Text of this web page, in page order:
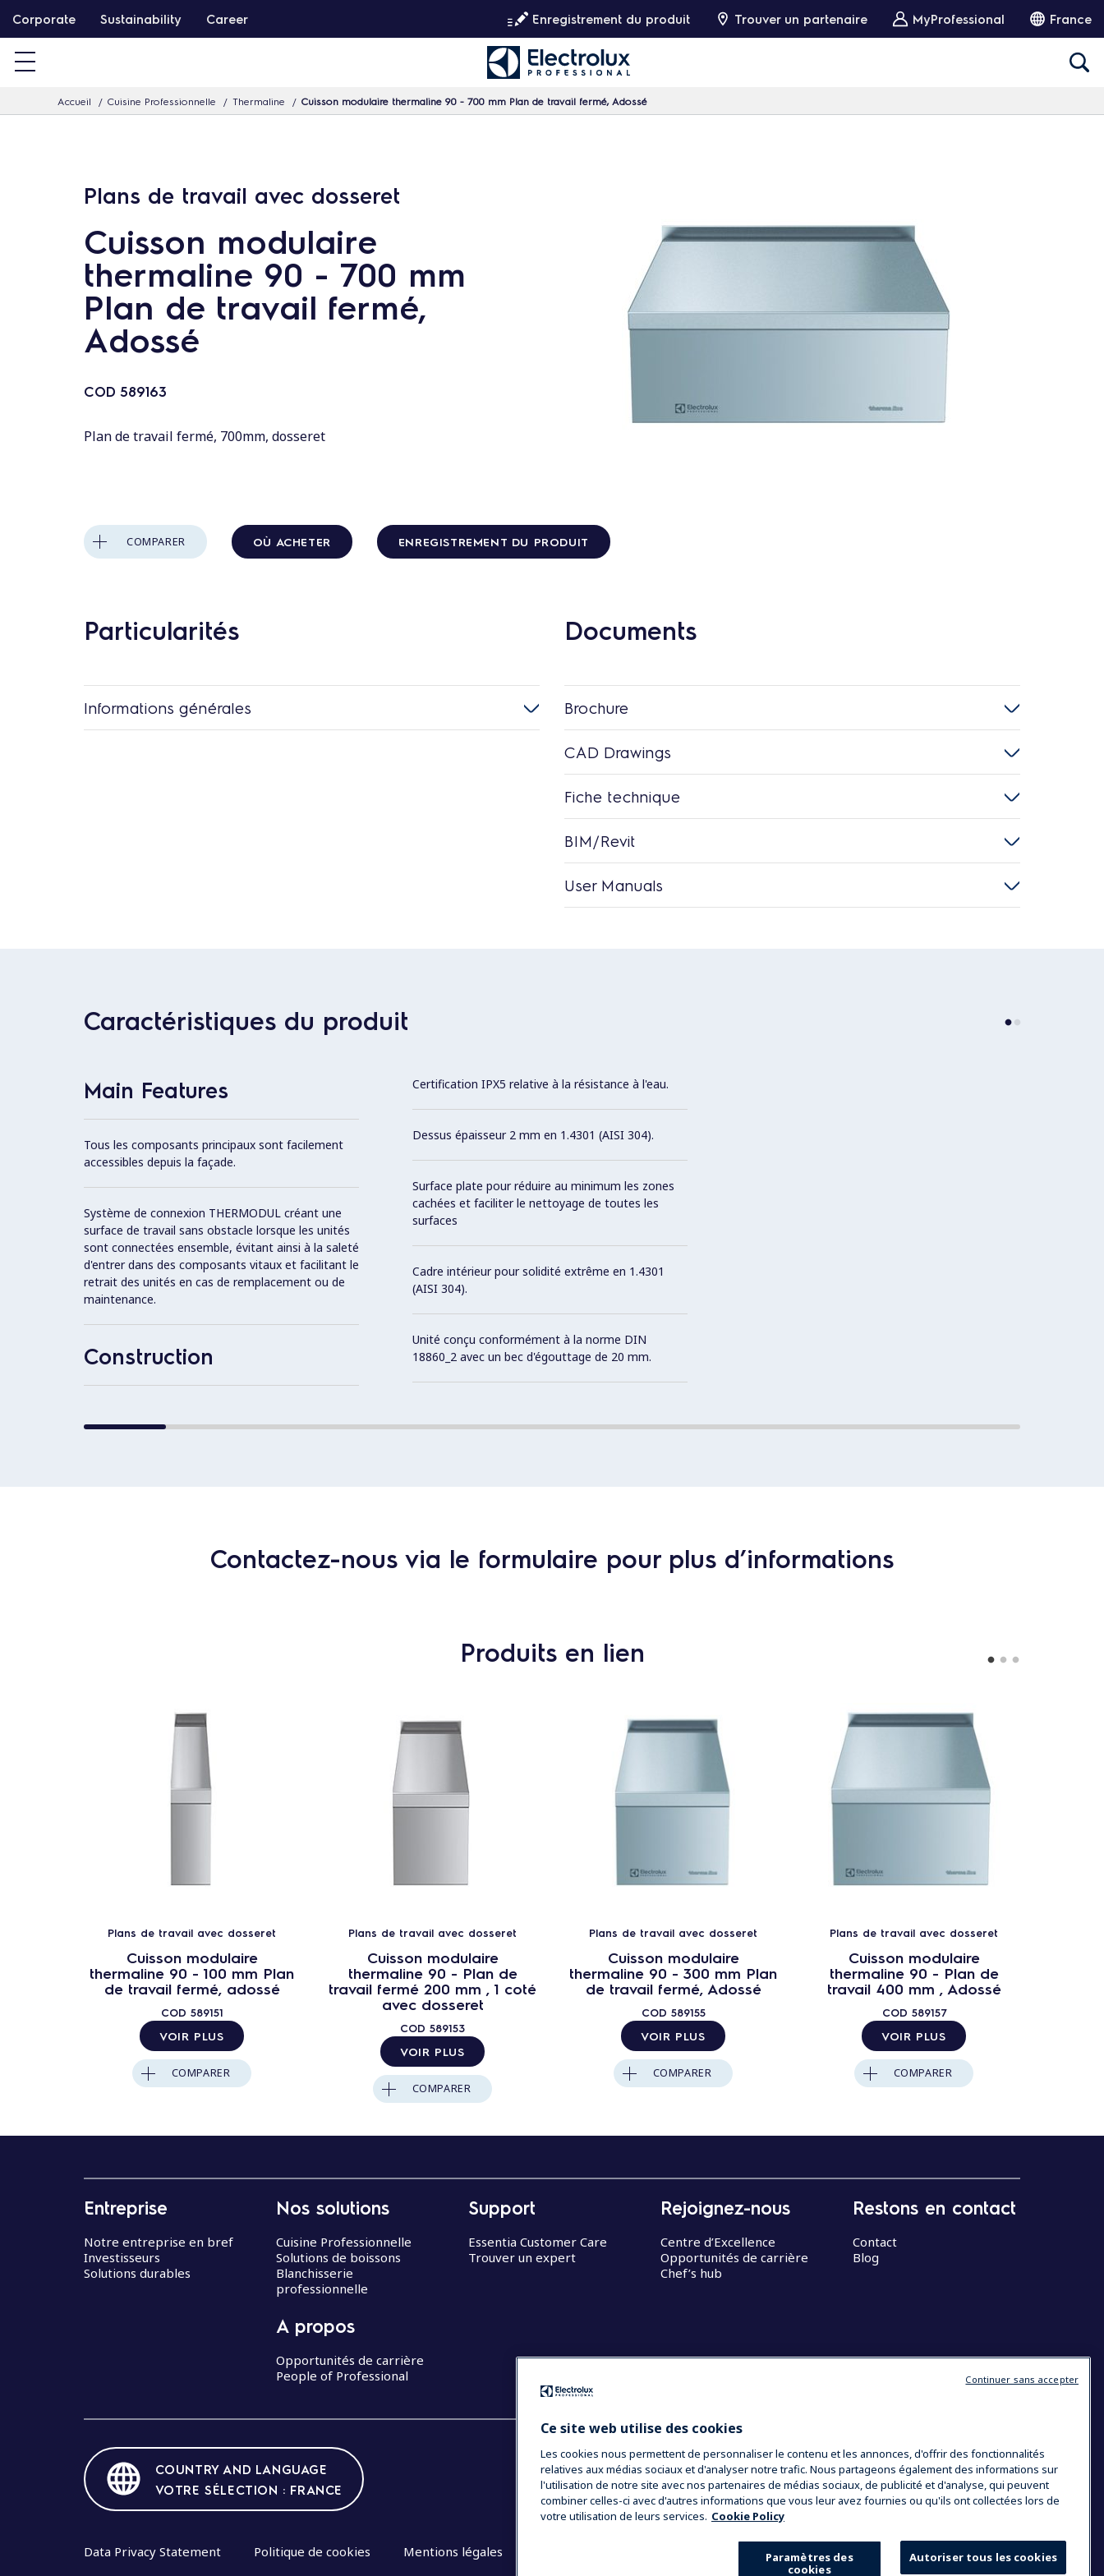
a
Corporate Sustainability Career Enregistrement du produit Trouver un partenaire MyProfessional France
Accueil Cuisine Professionnelle Thermaline Cuisson modulaire thermaline 90 - 700 mm Plan de travail fermé, Adossé
Plans de travail avec dosseret
Cuisson modulaire
thermaline 90 - 700 mm
Plan de travail fermé,
Adossé
COD 589163
Plan de travail fermé, 700mm, dosseret
COMPARER OÙ ACHETER ENREGISTREMENT DU PRODUIT
Particularités
Informations générales
Documents
Brochure
CAD Drawings
Fiche technique
BIM/Revit
User Manuals
Caractéristiques du produit
Main Features
Tous les composants principaux sont facilement
accessibles depuis la façade.
Système de connexion THERMODUL créant une
surface de travail sans obstacle lorsque les unités
sont connectées ensemble, évitant ainsi à la saleté
d'entrer dans des composants vitaux et facilitant le
retrait des unités en cas de remplacement ou de
maintenance.
Construction
Certification IPX5 relative à la résistance à l'eau.
Dessus épaisseur 2 mm en 1.4301 (AISI 304).
Surface plate pour réduire au minimum les zones
cachées et faciliter le nettoyage de toutes les
surfaces
Cadre intérieur pour solidité extrême en 1.4301
(AISI 304).
Unité conçu conformément à la norme DIN
18860_2 avec un bec d'égouttage de 20 mm.
Contactez-nous via le formulaire pour plus d’informations
Produits en lien
Plans de travail avec dosseret
Cuisson modulaire
thermaline 90 - 100 mm Plan
de travail fermé, adossé
COD 589151
VOIR PLUS
COMPARER
Plans de travail avec dosseret
Cuisson modulaire
thermaline 90 - Plan de
travail fermé 200 mm , 1 coté
avec dosseret
COD 589153
VOIR PLUS
COMPARER
Plans de travail avec dosseret
Cuisson modulaire
thermaline 90 - 300 mm Plan
de travail fermé, Adossé
COD 589155
VOIR PLUS
COMPARER
Plans de travail avec dosseret
Cuisson modulaire
thermaline 90 - Plan de
travail 400 mm , Adossé
COD 589157
VOIR PLUS
COMPARER
Entreprise
Notre entreprise en bref
Investisseurs
Solutions durables
Nos solutions
Cuisine Professionnelle
Solutions de boissons
Blanchisserie
professionnelle
A propos
Opportunités de carrière
People of Professional
Support
Essentia Customer Care
Trouver un expert
Rejoignez-nous
Centre d’Excellence
Opportunités de carrière
Chef’s hub
Restons en contact
Contact
Blog
COUNTRY AND LANGUAGE
VOTRE SÉLECTION : FRANCE
Data Privacy Statement Politique de cookies Mentions légales
Ce site web utilise des cookies
Les cookies nous permettent de personnaliser le contenu et les annonces, d'offrir des fonctionnalités
relatives aux médias sociaux et d'analyser notre trafic. Nous partageons également des informations sur
l'utilisation de notre site avec nos partenaires de médias sociaux, de publicité et d'analyse, qui peuvent
combiner celles-ci avec d'autres informations que vous leur avez fournies ou qu'ils ont collectées lors de
votre utilisation de leurs services. Cookie Policy
Autoriser tous les cookies
Paramètres des
cookies
Continuer sans accepter